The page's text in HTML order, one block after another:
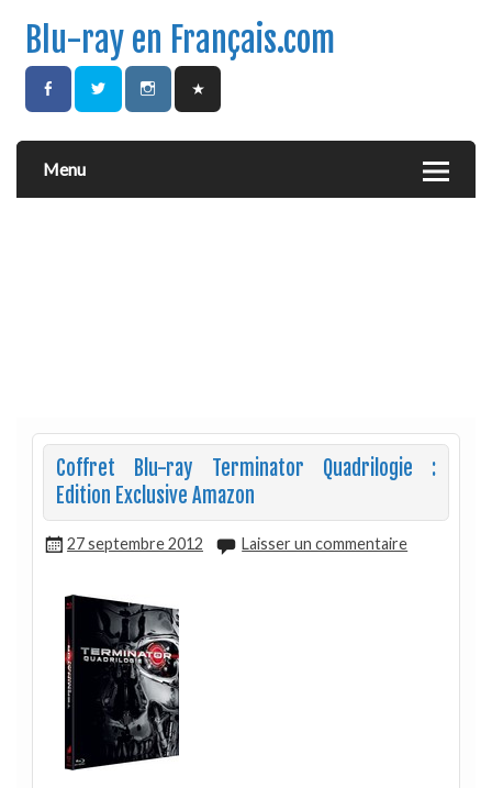
Blu-ray en Français.com
Menu
Coffret Blu-ray Terminator Quadrilogie :
Edition Exclusive Amazon
27 septembre 2012 Laisser un commentaire